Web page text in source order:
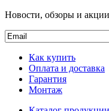
Новости, обзоры и акции
Как купить
Оплата и доставка
Гарантия
Монтаж